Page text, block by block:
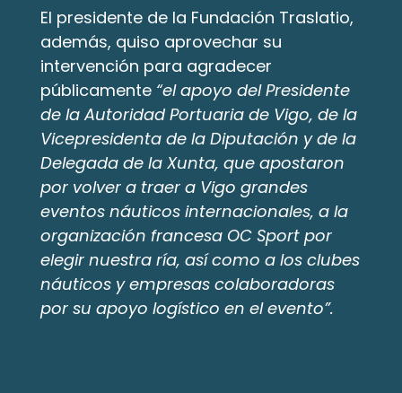
El presidente de la Fundación Traslatio,
además, quiso aprovechar su
intervención para agradecer
públicamente “el apoyo del Presidente
de la Autoridad Portuaria de Vigo, de la
Vicepresidenta de la Diputación y de la
Delegada de la Xunta, que apostaron
por volver a traer a Vigo grandes
eventos náuticos internacionales, a la
organización francesa OC Sport por
elegir nuestra ría, así como a los clubes
náuticos y empresas colaboradoras
por su apoyo logístico en el evento”.